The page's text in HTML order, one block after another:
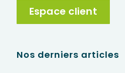
Espace client
Nos derniers articles